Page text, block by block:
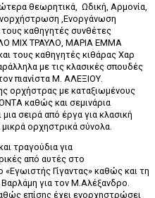
θεωρητικά, Ωδική, Αρμονία,
,Ενοργάνωση
καθηγητές συνθέτες
ΜΙΧ ΤΡΑΥΛΟ, ΜΑΡΙΑ ΕΜΜΑ
τους καθηγητές κιθάρας Χαρ
με τις κλασικές σπουδές
πιανίστα Μ. ΑΛΕΞΙΟΥ.
ορχήστρας με καταξιωμένους
καθώς και σεμινάρια
σειρά από έργα για κλασική
ορχηστρικά σύνολα.
τραγούδια για
από αυτές στο
Γίγαντας» καθώς και τη
για τον Μ.Αλέξανδρο.
επίσης έχει ενορχηστρώσει